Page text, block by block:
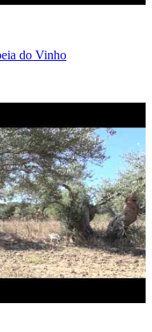
do Vinho